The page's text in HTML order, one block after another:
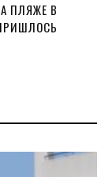
ПЛЯЖЕ В